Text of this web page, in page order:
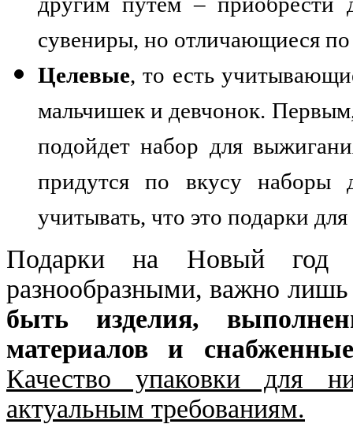
сувениры, но отличающиеся
Целевые, то есть
мальчишек и девчонок.
подойдет набор для
придутся по вкусу наборы
учитывать, что это подарки
Подарки на Новый
разнообразными, важно
быть изделия,
материалов и
Качество упаковки для
актуальным требованиям.